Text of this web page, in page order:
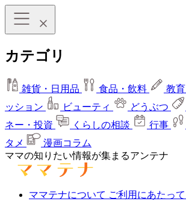
カテゴリ
雑貨・日用品 食品・飲料 教育
ッション
ビューティ どうぶつ
ネー・投資
くらしの相談 行事
タメ
漫画コラム
ママの知りたい情報が集まるアンテナ
ママテナについて ご利用にあたって